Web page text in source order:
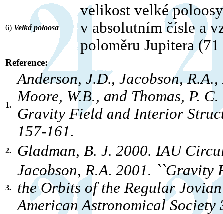
6) Velká poloosa
velikost velké
v absolutním čísle a
poloměru Jupitera
Reference:
1.
Anderson, J.D., Jacobson,
Moore, W.B., and Thomas, P.
Gravity Field and Interior
157-161.
2. Gladman, B. J. 2000. IAU
3.
Jacobson, R.A. 2001. ``Gravity
the Orbits of the Regular
American Astronomical Society